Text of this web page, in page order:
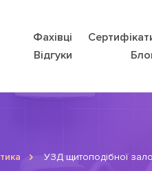
Фахівці
Відгуки
УЗД щитоподібної